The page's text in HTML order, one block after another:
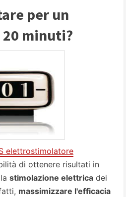
per un
minuti?
elettrostimolatore
di ottenere risultati in
stimolazione elettrica dei
massimizzare l'efficacia